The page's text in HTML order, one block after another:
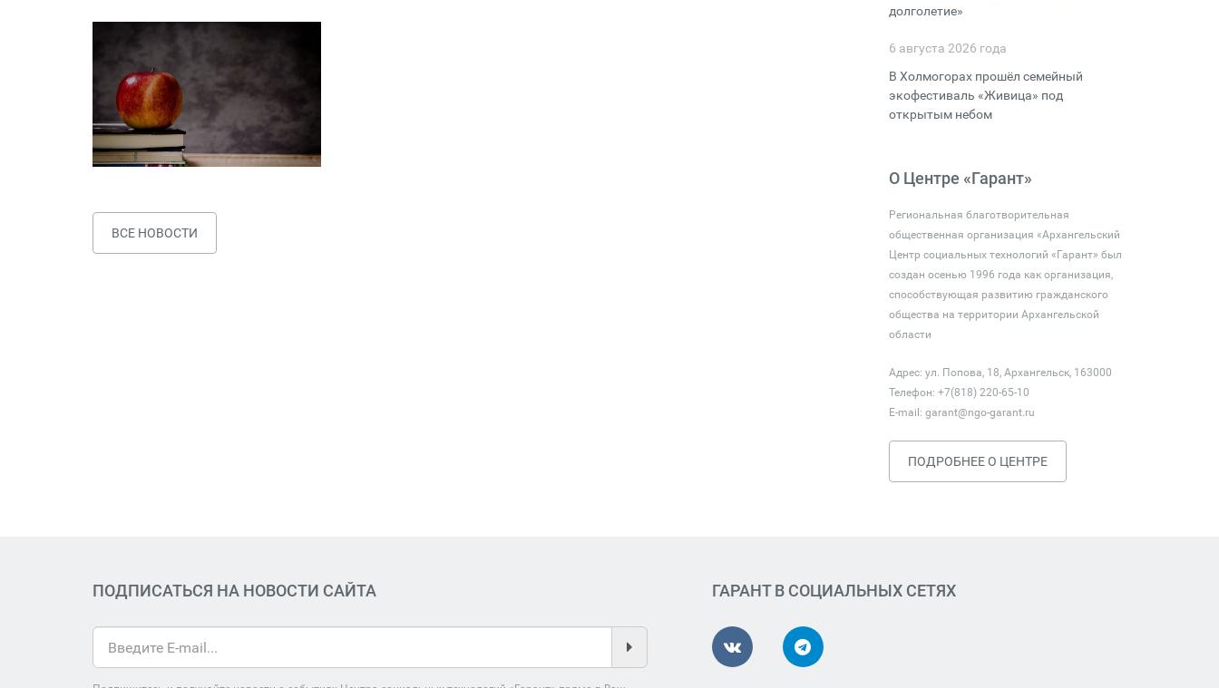
ВСЕ НОВОСТИ
долголетие»
6 августа 2026 года
В Холмогорах прошёл семейный
экофестиваль «Живица» под
открытым небом
О Центре «Гарант»
Региональная благотворительная
общественная организация «Архангельский
Центр социальных технологий «Гарант» был
создан осенью 1996 года как организация,
способствующая развитию гражданского
общества на территории Архангельской
области
Адрес: ул. Попова, 18, Архангельск, 163000
Телефон: +7(818) 220-65-10
E-mail: garant@ngo-garant.ru
ПОДРОБНЕЕ О ЦЕНТРЕ
ПОДПИСАТЬСЯ НА НОВОСТИ САЙТА ГАРАНТ В СОЦИАЛЬНЫХ СЕТЯХ